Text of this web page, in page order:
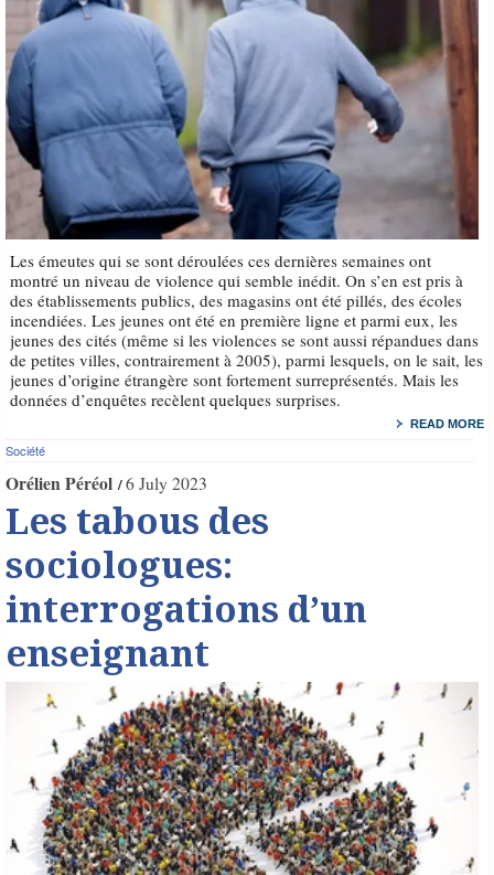
Les émeutes qui se sont déroulées ces dernières semaines ont
montré un niveau de violence qui semble inédit. On s’en est pris à
des établissements publics, des magasins ont été pillés, des écoles
incendiées. Les jeunes ont été en première ligne et parmi eux, les
jeunes des cités (même si les violences se sont aussi répandues dans
de petites villes, contrairement à 2005), parmi lesquels, on le sait, les
jeunes d’origine étrangère sont fortement surreprésentés. Mais les
données d’enquêtes recèlent quelques surprises.
READ MORE
Société
Orélien Péréol 6 July 2023
Les tabous des
sociologues:
interrogations d’un
enseignant